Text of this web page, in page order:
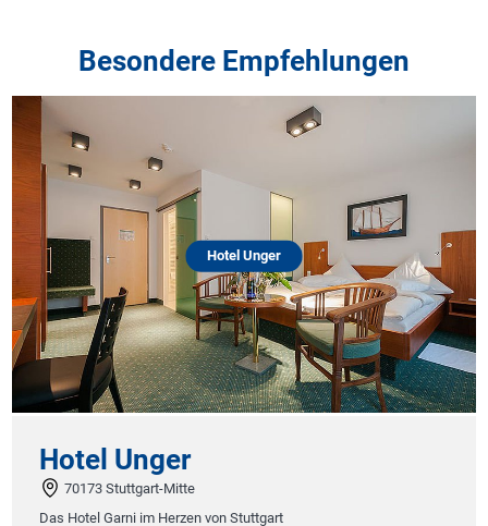
Besondere Empfehlungen
Hotel Unger
Hotel Unger
70173 Stuttgart-Mitte
Das Hotel Garni im Herzen von Stuttgart